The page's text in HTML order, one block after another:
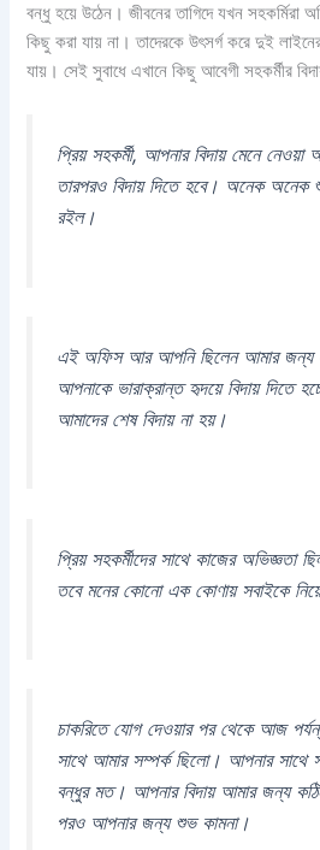
বন্ধু হয়ে উঠেন। জীবনের তাগিদে যখন সহকর্মিরা
কিছু করা যায় না। তাদেরকে উৎসর্গ করে দুই
যায়। সেই সুবাধে এখানে কিছু আবেগী সহকর্মীর
প্রিয় সহকর্মী, আপনার বিদায় মেনে
তারপরও বিদায় দিতে হবে। অনেক
রইল।
এই অফিস আর আপনি ছিলেন আমার
আপনাকে ভারাক্রান্ত হৃদয়ে বিদায় দিতে
আমাদের শেষ বিদায় না হয়।
প্রিয় সহকর্মীদের সাথে কাজের অভিজ্ঞতা
তবে মনের কোনো এক কোণায় সবাইকে
চাকরিতে যোগ দেওয়ার পর থেকে আজ
সাথে আমার সম্পর্ক ছিলো। আপনার সাথে
বন্ধুর মত। আপনার বিদায় আমার জন্য
পরও আপনার জন্য শুভ কামনা।